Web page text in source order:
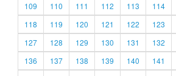
109
110 111 112 113 114
118
119 120 121 122 123
127
128 129 130 131 132
136
137 138 139 140 141